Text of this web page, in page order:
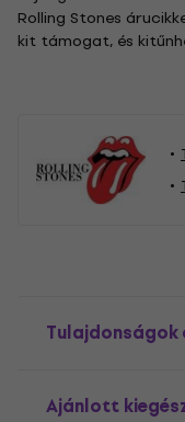
Rolling Stones
kit támogat, és
Tulajdonságok
Ajánlott